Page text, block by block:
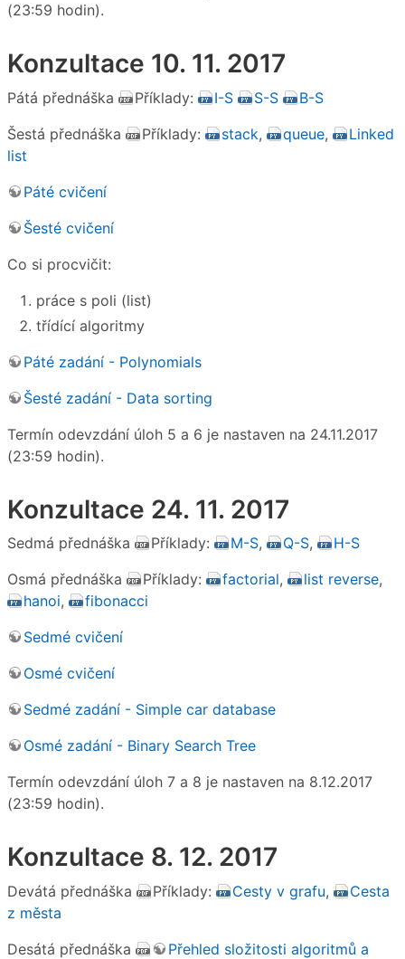
(23:59 hodin).
Konzultace 10. 11. 2017
Pátá přednáška Příklady: I-S S-S
B-S
Šestá přednáška
Příklady: stack, queue,
Linked
list
Páté cvičení
Šesté cvičení
Co si procvičit:
práce s poli (list)
třídící algoritmy
Páté zadání - Polynomials
Šesté zadání - Data sorting
Termín odevzdání úloh 5 a 6 je nastaven na 24.11.2017
(23:59 hodin).
Konzultace 24. 11. 2017
Sedmá přednáška Příklady: M-S, Q-S,
H-S
Osmá přednáška
Příklady: factorial, list reverse,
hanoi,
fibonacci
Sedmé cvičení
Osmé cvičení
Sedmé zadání - Simple car database
Osmé zadání - Binary Search Tree
Termín odevzdání úloh 7 a 8 je nastaven na 8.12.2017
(23:59 hodin).
Konzultace 8. 12. 2017
Devátá přednáška Příklady: Cesty v grafu,
Cesta
z města
Desátá přednáška
Přehled složitosti algoritmů a